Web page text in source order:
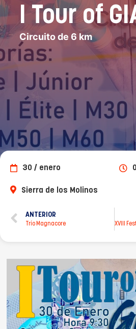
I Tour of
Circuito de 6 km
30 / enero
Sierra de los Molinos
ANTERIOR
Trío Magnacore